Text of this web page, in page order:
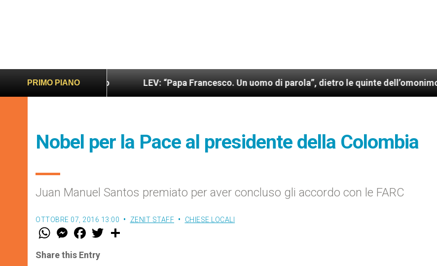
PRIMO PIANO
sano e giusto LEV: “Papa Francesco. Un uomo di parola”, dietro le quinte dell’omonimo film di
Nobel per la Pace al presidente della Colombia
Juan Manuel Santos premiato per aver concluso gli accordo con le FARC
OTTOBRE 07, 2016 13:00 ZENIT STAFF CHIESE LOCALI
W
t
s
M
e
s
e
F
a
e
b
w
Share this Entry